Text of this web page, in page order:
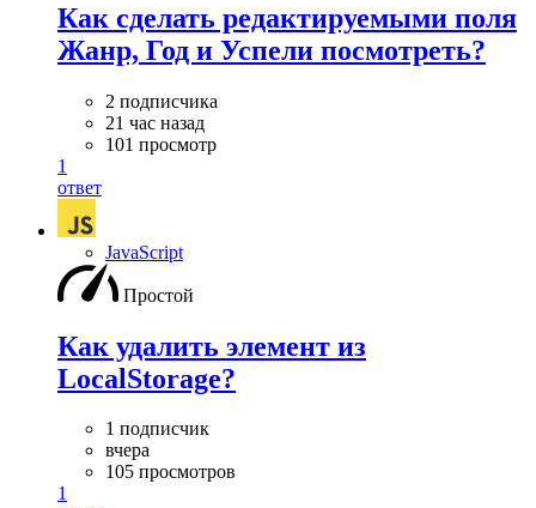
Как сделать редактируемыми поля
Жанр, Год и Успели посмотреть?
2 подписчика
21 час назад
101 просмотр
1
ответ
JavaScript
Простой
Как удалить элемент из
LocalStorage?
1 подписчик
вчера
105 просмотров
1